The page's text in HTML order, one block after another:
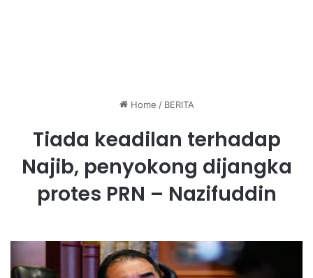
Home / BERITA
Tiada keadilan terhadap
Najib, penyokong dijangka
protes PRN – Nazifuddin